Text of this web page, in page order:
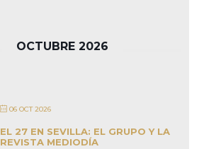
OCTUBRE 2026
06 OCT 2026
EL 27 EN SEVILLA: EL GRUPO Y LA
REVISTA MEDIODÍA